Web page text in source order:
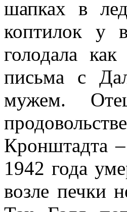
шапках в
коптилок у
голодала
письма с
мужем.
Кронштадта
1942 года
возле печки